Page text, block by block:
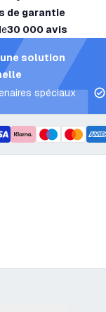
de garantie
30 000 avis
solution
spéciaux